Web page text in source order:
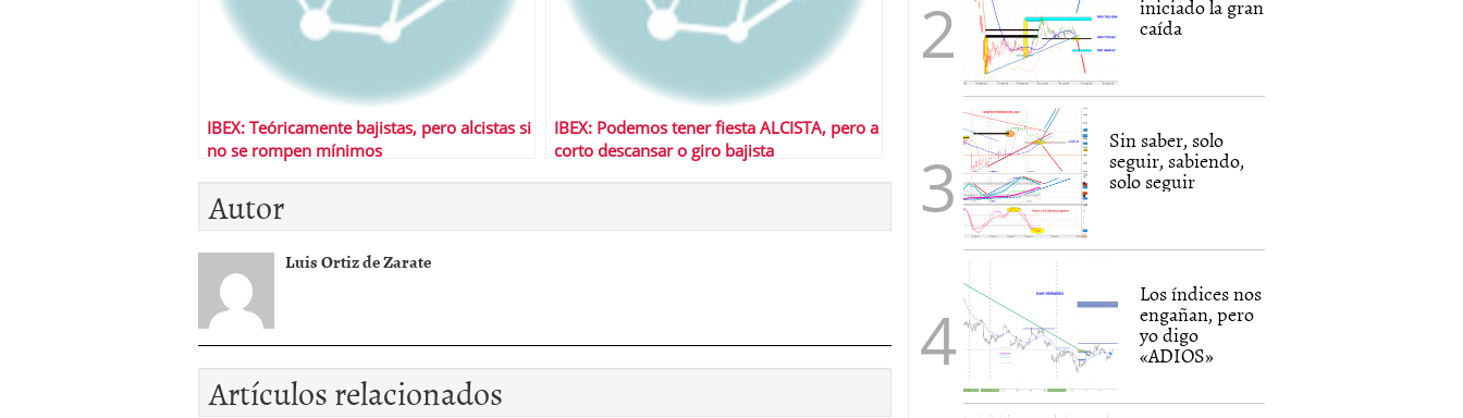
IBEX: Teóricamente bajistas, pero alcistas si
no se rompen mínimos
IBEX: Podemos tener fiesta ALCISTA, pero a
corto descansar o giro bajista
Autor
Luis Ortiz de Zarate
Artículos relacionados
iniciado la gran
caída
Sin saber, solo
seguir, sabiendo,
solo seguir
Los índices nos
engañan, pero
yo digo
«ADIOS»